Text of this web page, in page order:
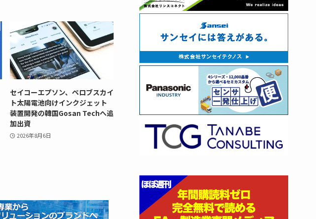
セイコーエプソン、ペロブスカイ
ト太陽電池向けインクジェット
装置開発の韓国Gosan Techへ追
加出資
2026年8月6日